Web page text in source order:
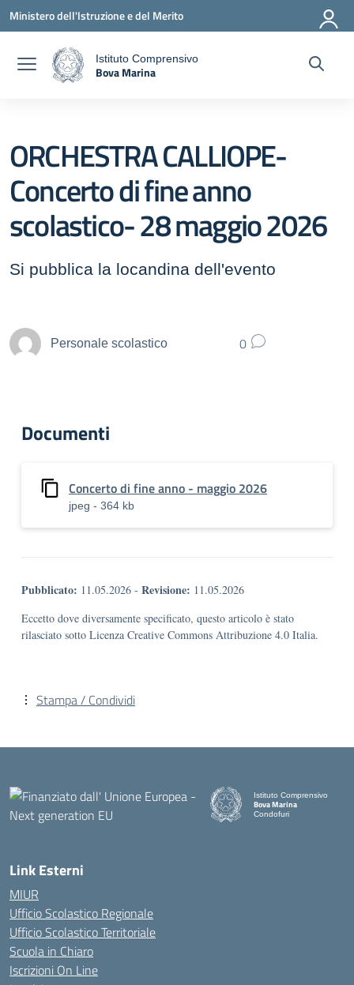
Vai ai contenuti
Vai al menu di navigazione
Vai al footer
Ministero dell'Istruzione e del Merito
Istituto Comprensivo
Bova Marina
ORCHESTRA CALLIOPE-
Concerto di fine anno
scolastico- 28 maggio 2026
Si pubblica la locandina dell'evento
Personale scolastico 0
Documenti
Concerto di fine anno - maggio 2026
jpeg - 364 kb
Pubblicato: 11.05.2026 - Revisione: 11.05.2026
Eccetto dove diversamente specificato, questo articolo è stato
rilasciato sotto Licenza Creative Commons Attribuzione 4.0 Italia.
Stampa / Condividi
Istituto Comprensivo
Bova Marina
Condofuri
Link Esterni
MIUR
Ufficio Scolastico Regionale
Ufficio Scolastico Territoriale
Scuola in Chiaro
Iscrizioni On Line